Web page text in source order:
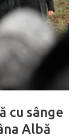
cu sânge
Albă